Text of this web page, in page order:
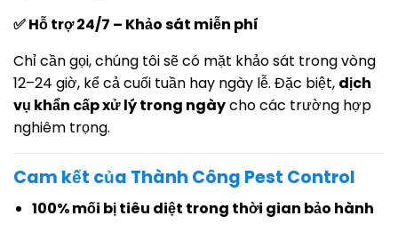
✅ Hỗ trợ 24/7 – Khảo sát miễn phí
Chỉ cần gọi, chúng tôi sẽ có mặt khảo sát trong vòng
12–24 giờ, kể cả cuối tuần hay ngày lễ. Đặc biệt, dịch
vụ khẩn cấp xử lý trong ngàycho các trường hợp
nghiêm trọng.
Cam kết của Thành Công Pest Control
100% mối bị tiêu diệt trong thời gian bảo hành